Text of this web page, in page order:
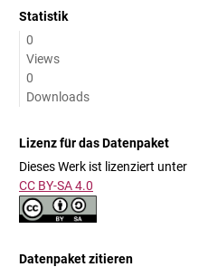
Statistik
0
Views
0
Downloads
Lizenz für das Datenpaket
Dieses Werk ist lizenziert unter
CC BY-SA 4.0
Datenpaket zitieren